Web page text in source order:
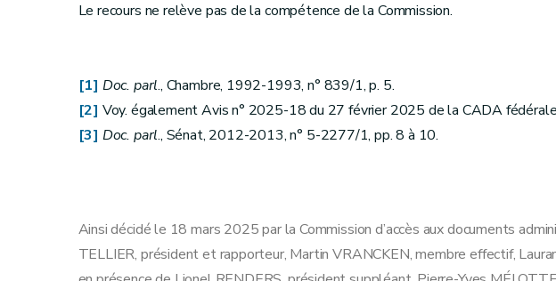
Le recours ne relève pas de la compétence de la Commission.
[1] Doc. parl., Chambre, 1992-1993, n° 839/1, p. 5.
[2] Voy. également Avis n° 2025-18 du 27 février 2025 de la CADA
[3] Doc. parl., Sénat, 2012-2013, n° 5-2277/1, pp. 8 à 10.
Ainsi décidé le 18 mars 2025 par la Commission d’accès aux documents
TELLIER, président et rapporteur, Martin VRANCKEN, membre effectif,